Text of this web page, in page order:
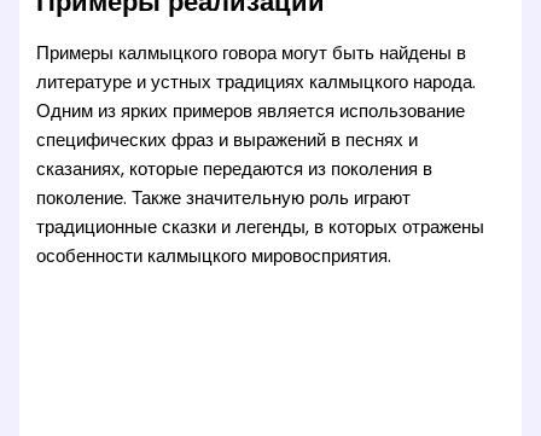
Примеры калмыцкого говора могут быть найдены в
литературе и устных традициях калмыцкого народа.
Одним из ярких примеров является использование
специфических фраз и выражений в песнях и
сказаниях, которые передаются из поколения в
поколение. Также значительную роль играют
традиционные сказки и легенды, в которых отражены
особенности калмыцкого мировосприятия.